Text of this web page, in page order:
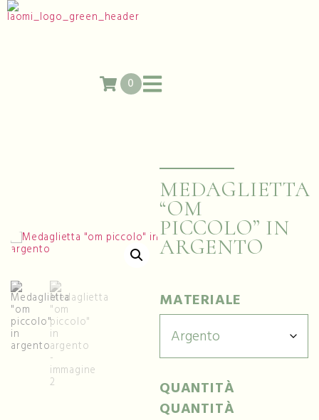
0
MEDAGLIETTA
“OM
PICCOLO” IN
ARGENTO
MATERIALE
QUANTITÀ
QUANTITÀ